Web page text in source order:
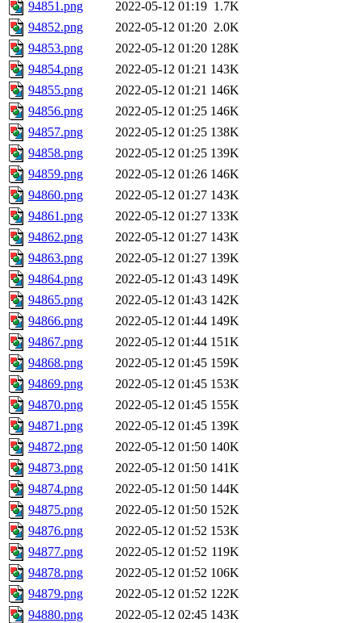
94851.png 2022-05-12 01:19 1.7K
94852.png
2022-05-12 01:20 2.0K
94853.png
2022-05-12 01:20 128K
94854.png
2022-05-12 01:21 143K
94855.png
2022-05-12 01:21 146K
94856.png
2022-05-12 01:25 146K
94857.png
2022-05-12 01:25 138K
94858.png
2022-05-12 01:25 139K
94859.png
2022-05-12 01:26 146K
94860.png
2022-05-12 01:27 143K
94861.png
2022-05-12 01:27 133K
94862.png
2022-05-12 01:27 143K
94863.png
2022-05-12 01:27 139K
94864.png
2022-05-12 01:43 149K
94865.png
2022-05-12 01:43 142K
94866.png
2022-05-12 01:44 149K
94867.png
2022-05-12 01:44 151K
94868.png
2022-05-12 01:45 159K
94869.png
2022-05-12 01:45 153K
94870.png
2022-05-12 01:45 155K
94871.png
2022-05-12 01:45 139K
94872.png
2022-05-12 01:50 140K
94873.png
2022-05-12 01:50 141K
94874.png
2022-05-12 01:50 144K
94875.png
2022-05-12 01:50 152K
94876.png
2022-05-12 01:52 153K
94877.png
2022-05-12 01:52 119K
94878.png
2022-05-12 01:52 106K
94879.png
2022-05-12 01:52 122K
94880.png
2022-05-12 02:45 143K